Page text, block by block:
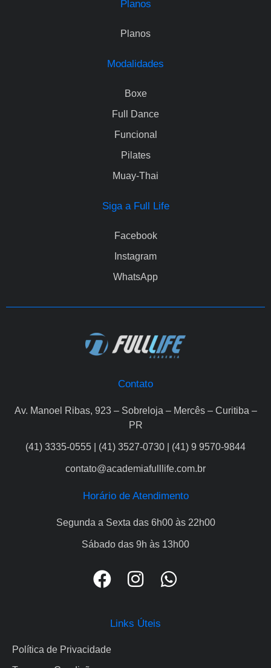
Planos
Planos
Modalidades
Boxe
Full Dance
Funcional
Pilates
Muay-Thai
Siga a Full Life
Facebook
Instagram
WhatsApp
Contato
Av. Manoel Ribas, 923 – Sobreloja – Mercês – Curitiba –
PR
(41) 3335-0555 | (41) 3527-0730 | (41) 9 9570-9844
contato@academiafulllife.com.br
Horário de Atendimento
Segunda a Sexta das 6h00 às 22h00
Sábado das 9h às 13h00
Links Úteis
Política de Privacidade